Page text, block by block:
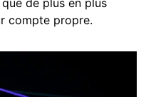
de plus en plus
compte propre.